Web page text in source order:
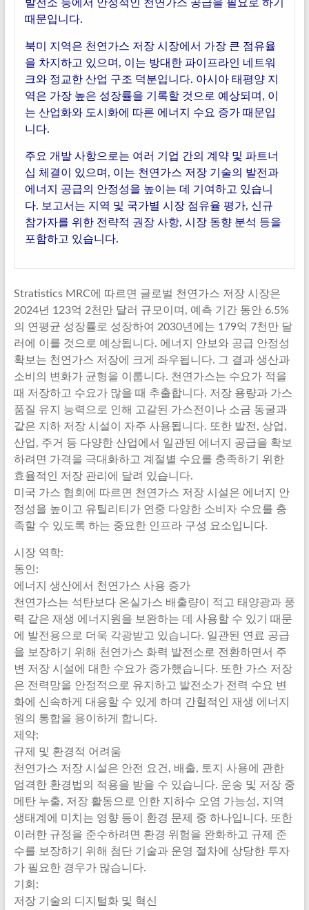
발전소 등에서 안정적인 천연가스 공급을 필요로 하기
때문입니다.
북미 지역은 천연가스 저장 시장에서 가장 큰 점유율
을 차지하고 있으며, 이는 방대한 파이프라인 네트워
크와 정교한 산업 구조 덕분입니다. 아시아 태평양 지
역은 가장 높은 성장률을 기록할 것으로 예상되며, 이
는 산업화와 도시화에 따른 에너지 수요 증가 때문입
니다.
주요 개발 사항으로는 여러 기업 간의 계약 및 파트너
십 체결이 있으며, 이는 천연가스 저장 기술의 발전과
에너지 공급의 안정성을 높이는 데 기여하고 있습니
다. 보고서는 지역 및 국가별 시장 점유율 평가, 신규
참가자를 위한 전략적 권장 사항, 시장 동향 분석 등을
포함하고 있습니다.
Stratistics MRC에 따르면 글로벌 천연가스 저장 시장은
2024년 123억 2천만 달러 규모이며, 예측 기간 동안 6.5%
의 연평균 성장률로 성장하여 2030년에는 179억 7천만 달
러에 이를 것으로 예상됩니다. 에너지 안보와 공급 안정성
확보는 천연가스 저장에 크게 좌우됩니다. 그 결과 생산과
소비의 변화가 균형을 이룹니다. 천연가스는 수요가 적을
때 저장하고 수요가 많을 때 추출합니다. 저장 용량과 가스
품질 유지 능력으로 인해 고갈된 가스전이나 소금 동굴과
같은 지하 저장 시설이 자주 사용됩니다. 또한 발전, 상업,
산업, 주거 등 다양한 산업에서 일관된 에너지 공급을 확보
하려면 가격을 극대화하고 계절별 수요를 충족하기 위한
효율적인 저장 관리에 달려 있습니다.
미국 가스 협회에 따르면 천연가스 저장 시설은 에너지 안
정성을 높이고 유틸리티가 연중 다양한 소비자 수요를 충
족할 수 있도록 하는 중요한 인프라 구성 요소입니다.
시장 역학:
동인:
에너지 생산에서 천연가스 사용 증가
천연가스는 석탄보다 온실가스 배출량이 적고 태양광과 풍
력 같은 재생 에너지원을 보완하는 데 사용할 수 있기 때문
에 발전용으로 더욱 각광받고 있습니다. 일관된 연료 공급
을 보장하기 위해 천연가스 화력 발전소로 전환하면서 주
변 저장 시설에 대한 수요가 증가했습니다. 또한 가스 저장
은 전력망을 안정적으로 유지하고 발전소가 전력 수요 변
화에 신속하게 대응할 수 있게 하며 간헐적인 재생 에너지
원의 통합을 용이하게 합니다.
제약:
규제 및 환경적 어려움
천연가스 저장 시설은 안전 요건, 배출, 토지 사용에 관한
엄격한 환경법의 적용을 받을 수 있습니다. 운송 및 저장 중
메탄 누출, 저장 활동으로 인한 지하수 오염 가능성, 지역
생태계에 미치는 영향 등이 환경 문제 중 하나입니다. 또한
이러한 규정을 준수하려면 환경 위험을 완화하고 규제 준
수를 보장하기 위해 첨단 기술과 운영 절차에 상당한 투자
가 필요한 경우가 많습니다.
기회:
저장 기술의 디지털화 및 혁신